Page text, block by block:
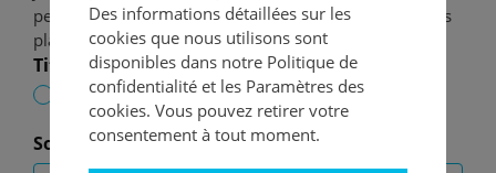
personnes atteintes de psoriasis ou de vitiligo. S'il vous
plaît envoyez-moi un bulletin de versement.
Titre
Madame Monsieur
Société(optionnel)
Des informations détaillées sur les
cookies que nous utilisons sont
disponibles dans notre Politique de
confidentialité et les Paramètres des
cookies. Vous pouvez retirer votre
consentement à tout moment.